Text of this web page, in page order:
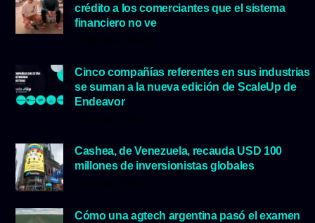
crédito a los comerciantes que el sistema
financiero no ve
Cinco compañías referentes en sus industrias
se suman a la nueva edición de ScaleUp de
Endeavor
Cashea, de Venezuela, recauda USD 100
millones de inversionistas globales
Cómo una agtech argentina pasó el examen